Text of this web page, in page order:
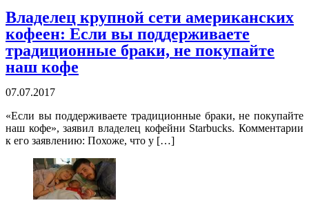
Владелец крупной сети американских
кофеен: Если вы поддерживаете
традиционные браки, не покупайте
наш кофе
07.07.2017
«Если вы поддерживаете традиционные браки, не покупайте
наш кофе», заявил владелец кофейни Starbucks. Комментарии
к его заявлению: Похоже, что у […]